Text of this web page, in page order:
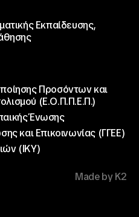
Εκπαίδευσης,
Προσόντων και
(Ε.Ο.Π.Π.Ε.Π.)
Ένωσης
και Επικοινωνίας (ΓΓΕΕ)
(ΙΚΥ)
Made by K2